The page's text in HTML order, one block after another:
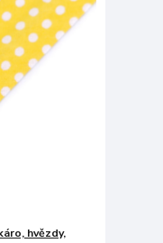
hvězdy,